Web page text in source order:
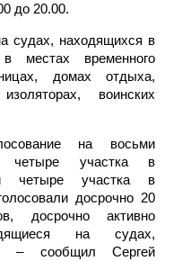
до 20.00.
судах, находящихся в
местах временного
домах отдыха,
воинских
на восьми
четыре участка в
и четыре участка в
досрочно 20
досрочно активно
на судах,
– сообщил Сергей